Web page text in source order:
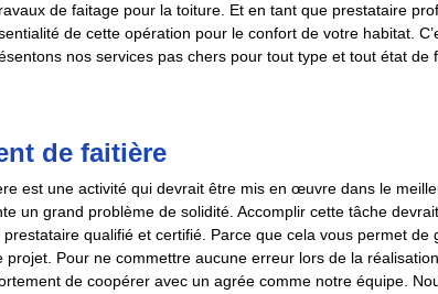
de faitage pour la toiture. Et en tant que prestataire
de cette opération pour le confort de votre habitat.
nos services pas chers pour tout type et tout état de
de faitière
est une activité qui devrait être mis en œuvre dans le
un grand problème de solidité. Accomplir cette tâche
prestataire qualifié et certifié. Parce que cela vous permet de
projet. Pour ne commettre aucune erreur lors de la
de coopérer avec un agrée comme notre équipe.